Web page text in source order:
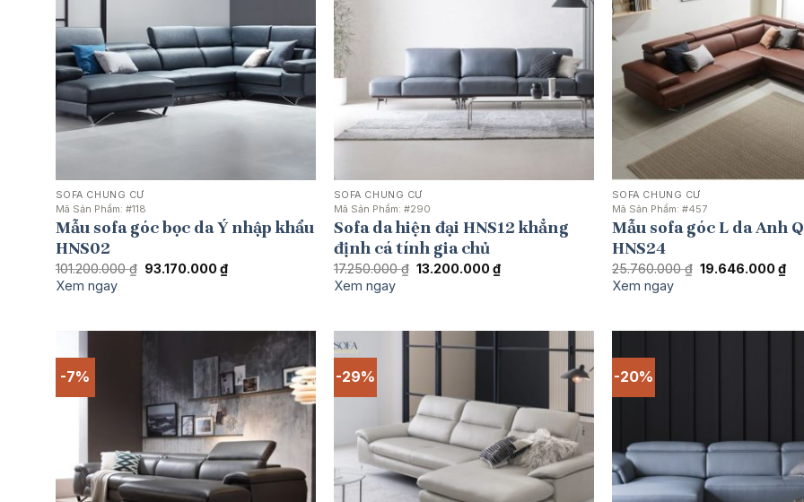
SOFA CHUNG CƯ
Mã Sản Phẩm: #118
Mẫu sofa góc bọc da Ý nhập khẩu
HNS02
101.200.000₫ Giá
93.170.000₫Giá
Xem ngay
SOFA CHUNG CƯ
Mã Sản Phẩm: #290
Sofa da hiện đại HNS12 khẳng
định cá tính gia chủ
17.250.000₫ Giá
13.200.000₫Giá
Xem ngay
SOFA CHUNG CƯ
Mã Sản Phẩm: #457
Mẫu sofa góc L da Anh
HNS24
25.760.000₫ Giá
19.646.000₫
Xem ngay
-7% -29% -20%